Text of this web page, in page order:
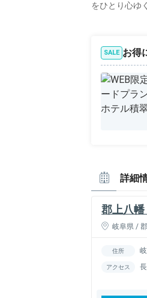
をひとり心ゆ
SALE お得
詳細
郡上八幡
岐阜県 /
住所
アクセス